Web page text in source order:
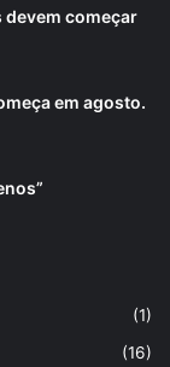
devem começar
em agosto.
(1)
(16)